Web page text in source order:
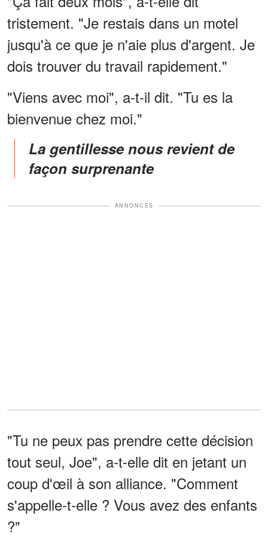
tristement. "Je restais dans un motel
jusqu'à ce que je n'aie plus d'argent. Je
dois trouver du travail rapidement."
"Viens avec moi", a-t-il dit. "Tu es la
bienvenue chez moi."
La gentillesse nous revient de
façon surprenante
ANNONCES
"Tu ne peux pas prendre cette décision
tout seul, Joe", a-t-elle dit en jetant un
coup d'œil à son alliance. "Comment
s'appelle-t-elle ? Vous avez des enfants
?"